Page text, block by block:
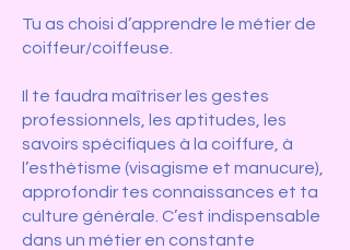
Tu as choisi d’apprendre le métier de
coiffeur/coiffeuse.
Il te faudra maîtriser les gestes
professionnels, les aptitudes, les
savoirs spécifiques à la coiffure, à
l’esthétisme (visagisme et manucure),
approfondir tes connaissances et ta
culture générale. C’est indispensable
dans un métier en constante